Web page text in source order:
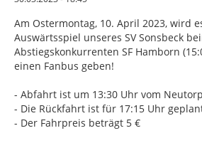
Am Ostermontag, 10. April 2023, wird
Auswärtsspiel unseres SV Sonsbeck
Abstiegskonkurrenten SF Hamborn
einen Fanbus geben!
- Abfahrt ist um 13:30 Uhr vom
- Die Rückfahrt ist für 17:15 Uhr
- Der Fahrpreis beträgt 5 €